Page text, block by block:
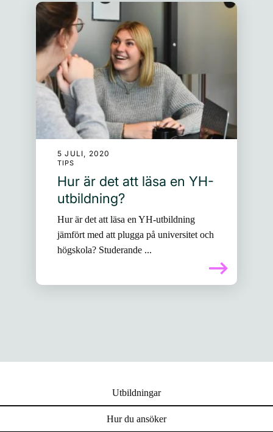
5 JULI, 2020
TIPS
Hur är det att läsa en YH-
utbildning?
Hur är det att läsa en YH-utbildning
jämfört med att plugga på universitet och
högskola? Studerande ...
Utbildningar
Hur du ansöker